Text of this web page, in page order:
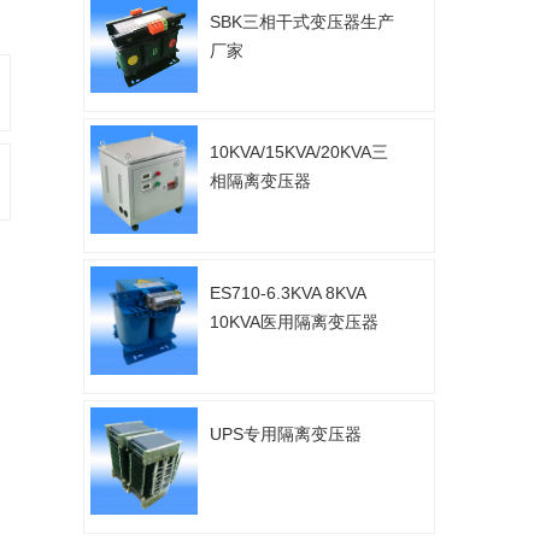
SBK三相干式变压器生产
厂家
10KVA/15KVA/20KVA三
相隔离变压器
ES710-6.3KVA 8KVA
10KVA医用隔离变压器
UPS专用隔离变压器